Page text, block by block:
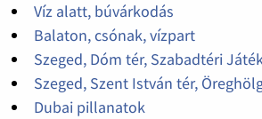
Víz alatt, búvárkodás
Balaton, csónak, vízpart
Szeged, Dóm tér, Szabadtéri
Szeged, Szent István tér,
Dubai pillanatok